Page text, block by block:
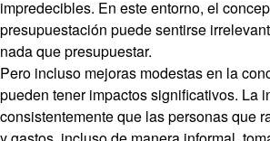
impredecibles. En este entorno, el
presupuestación puede sentirse
nada que presupuestar.
Pero incluso mejoras modestas en la
pueden tener impactos significativos. La
consistentemente que las personas que